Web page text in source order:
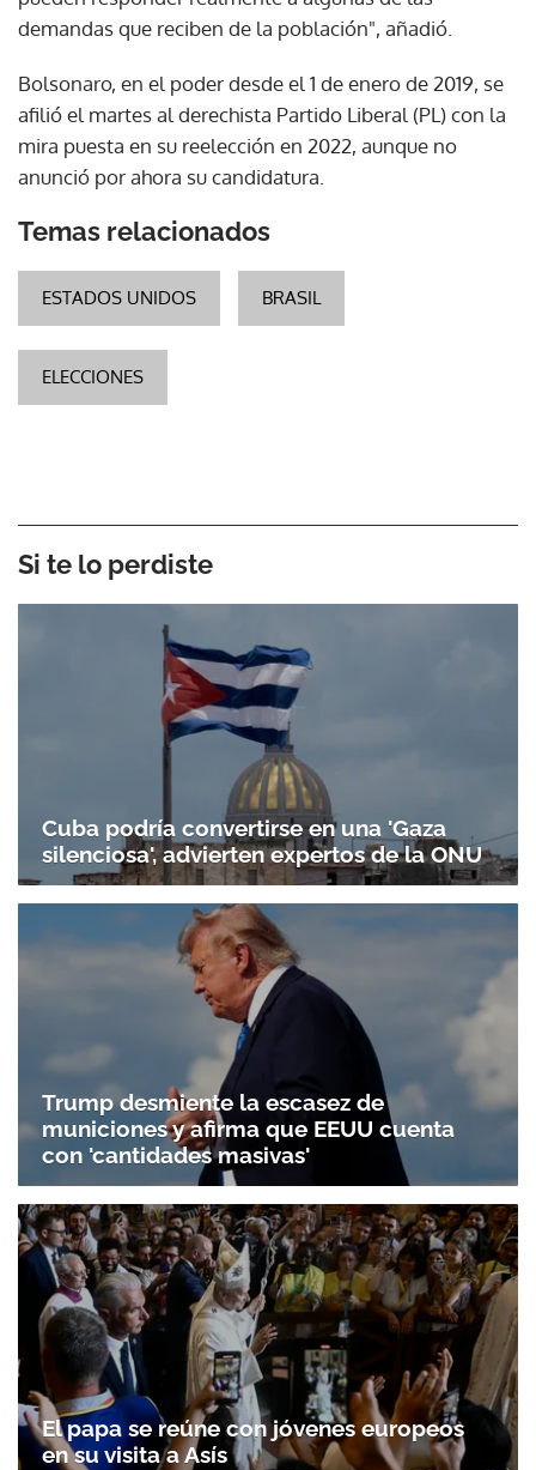
demandas que reciben de la población", añadió.
Bolsonaro, en el poder desde el 1 de enero de 2019, se
afilió el martes al derechista Partido Liberal (PL) con la
mira puesta en su reelección en 2022, aunque no
anunció por ahora su candidatura.
Temas relacionados
ESTADOS UNIDOS BRASIL
ELECCIONES
Si te lo perdiste
Cuba podría convertirse en una 'Gaza
silenciosa', advierten expertos de la ONU
Trump desmiente la escasez de
municiones y afirma que EEUU cuenta
con 'cantidades masivas'
El papa se reúne con jóvenes europeos
en su visita a Asís